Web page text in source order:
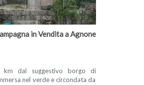
in Vendita a Agnone
dal suggestivo borgo di
nel verde e circondata da